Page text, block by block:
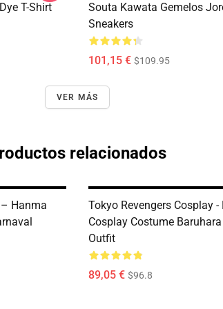
T-Shirt
Souta Kawata Gemelos
Sneakers
101,15 € $109.95
VER MÁS
relacionados
Hanma
Tokyo Revengers Cosplay -
Cosplay Costume
Outfit
89,05 € $96.8